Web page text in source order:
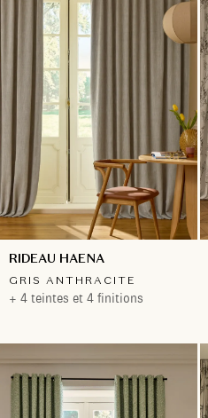
RIDEAU HAENA
GRIS ANTHRACITE
+ 4 teintes et 4 finitions